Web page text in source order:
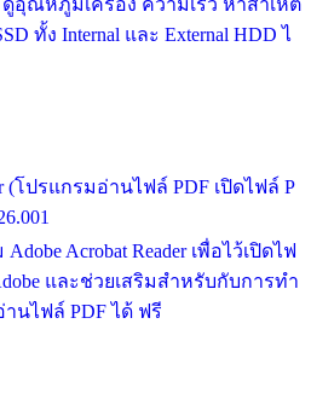
ดูอุณหภูมิเครื่อง ความเร็ว หาสาเหต
ทั้ง Internal และ External HDD ไ
(โปรแกรมอ่านไฟล์ PDF เปิดไฟล์ P
Acrobat Reader เพื่อไว้เปิดไฟ
และช่วยเสริมสำหรับกับการทำ
านไฟล์ PDF ได้ ฟรี